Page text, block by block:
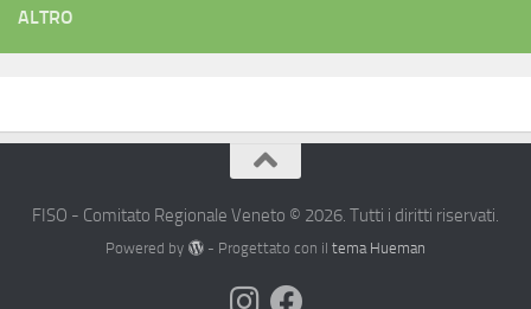
ALTRO
FISO - Comitato Regionale Veneto © 2026. Tutti i diritti riservati.
Powered by - Progettato con il tema Hueman